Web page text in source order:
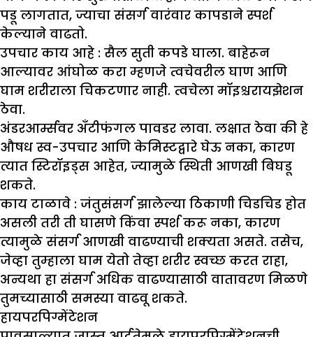
पडू लागतात, ज्याचा संसर्ग वारंवार कापडाने स्पर्श
केल्याने वाढतो.
उपचार काय आहे : सैल सुती कपडे घाला. बाहेरून
आल्यावर आंघोळ करा म्हणजे त्वचेवरील घाण आणि
घाम शरीराला चिकटणार नाही. त्वचेला मॉइश्चरायझेशन
ठेवा.
अंडरआर्म्सवर अँटीफंगल पावडर लावा. लक्षात ठेवा की हे
औषध स्व-उपचार आणि केमिस्टद्वारे घेऊ नका, कारण
त्यात स्टिरॉइड्स आहेत, ज्यामुळे स्थिती आणखी बिघडू
शकते.
काय टाळावे : जंतुसंसर्ग झालेल्या ठिकाणी चिडचिड होत
असली तरी ती घासणे किंवा स्पर्श करू नका, कारण
त्यामुळे संसर्ग आणखी वाढण्याची शक्यता असते. तसेच,
जेव्हा तुम्हाला घाम येतो तेव्हा शरीर स्वच्छ करत राहा,
अन्यथा हा संसर्ग अधिक वाढण्यासाठी वातावरण मिळणे
तुमच्यासाठी समस्या वाढवू शकते.
हायपरपिग्मेंटेशन